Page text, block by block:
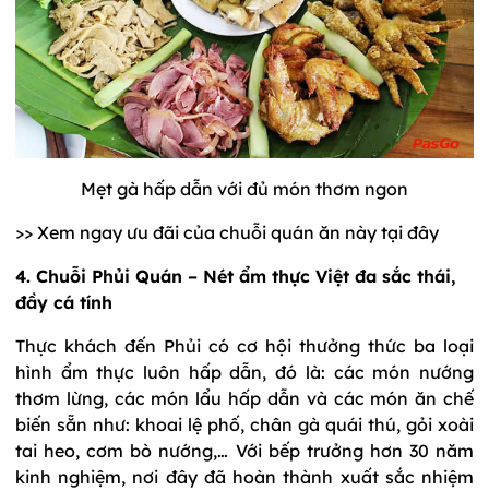
Mẹt gà hấp dẫn với đủ món thơm ngon
>> Xem ngay ưu đãi của chuỗi quán ăn này tại đây
4. Chuỗi Phủi Quán – Nét ẩm thực Việt đa sắc thái,
đầy cá tính
Thực khách đến Phủi có cơ hội thưởng thức ba loại
hình ẩm thực luôn hấp dẫn, đó là: các món nướng
thơm lừng, các món lẩu hấp dẫn và các món ăn chế
biến sẵn như: khoai lệ phố, chân gà quái thú, gỏi xoài
tai heo, cơm bò nướng,… Với bếp trưởng hơn 30 năm
kinh nghiệm, nơi đây đã hoàn thành xuất sắc nhiệm